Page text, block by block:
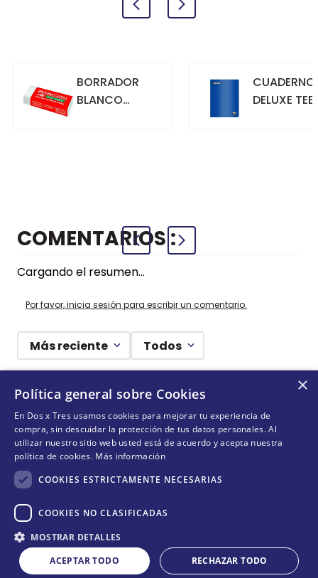
Cantidad
＋
－ COMPRAR
BORRADOR
BLANCO
DELUXE
COMENTARIOS
Cargando el resumen…
Por favor, inicia sesión para escribir un comentario.
Más reciente Todos
Cargando comentarios…
¡DEJANDO HUELLAS! 🐾
Suscríbete y conoce nuestras acciones, campañas y
QUIERO SUMARME
Acepta términos y condiciones
×
Política general sobre Cookies
En Dos x Tres usamos cookies para mejorar tu experiencia de
compra, sin descuidar la protección de tus datos personales. Al
utilizar nuestro sitio web usted está de acuerdo y acepta nuestra
política de cookies. Más información
COOKIES ESTRICTAMENTE NECESARIAS
COOKIES NO CLASIFICADAS
MOSTRAR DETALLES
ACEPTAR TODO
RECHAZAR TODO